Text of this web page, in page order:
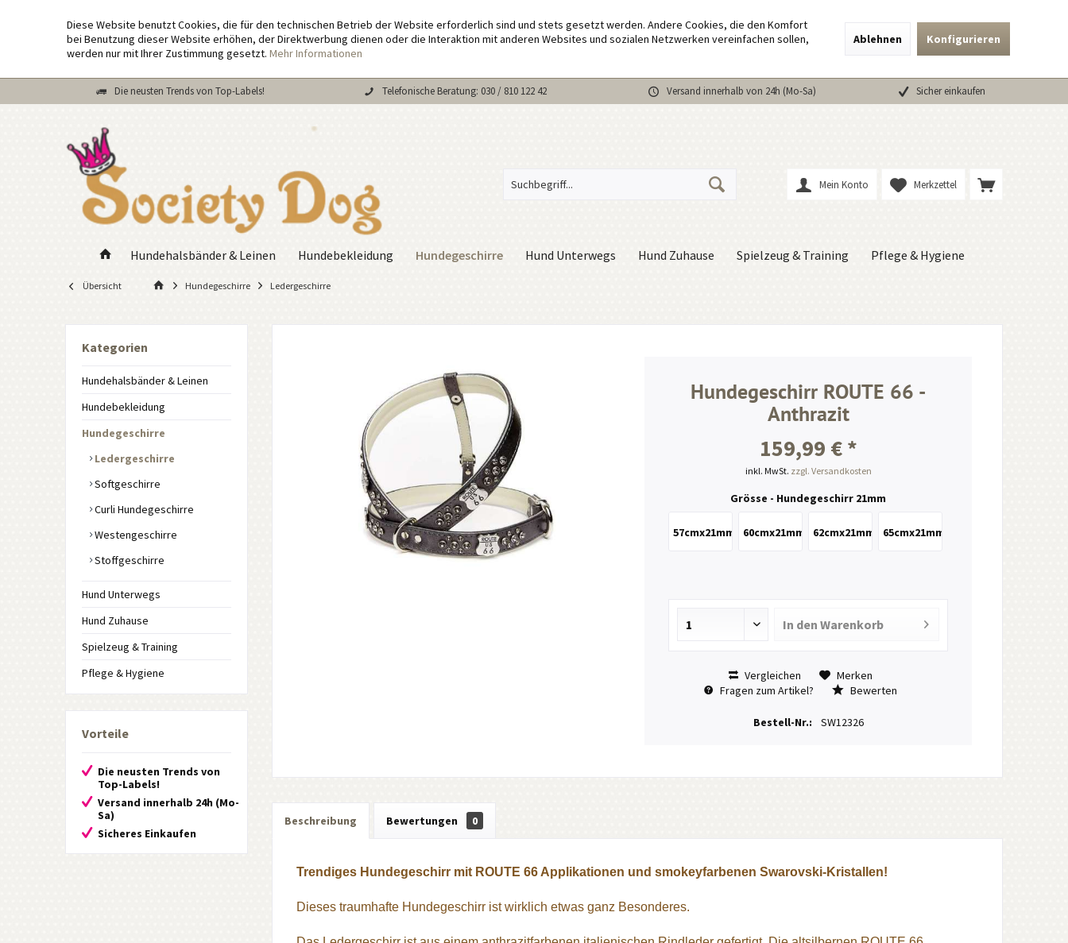
Diese Website benutzt Cookies, die für den technischen Betrieb der Website erforderlich sind und stets gesetzt werden. Andere Cookies, die den Komfort
bei Benutzung dieser Website erhöhen, der Direktwerbung dienen oder die Interaktion mit anderen Websites und sozialen Netzwerken vereinfachen sollen,
werden nur mit Ihrer Zustimmung gesetzt. Mehr Informationen
Ablehnen Konfigurieren
Die neusten Trends von Top-Labels! Telefonische Beratung: 030 / 810 122 42 Versand innerhalb von 24h (Mo-Sa) Sicher einkaufen
Merkzettel
Mein Konto
Hundehalsbänder & Leinen Hundebekleidung Hundegeschirre Hund Unterwegs Hund Zuhause Spielzeug & Training Pflege & Hygiene
Übersicht Hundegeschirre Ledergeschirre
Kategorien
Hundehalsbänder & Leinen
Hundebekleidung
Hundegeschirre
Ledergeschirre
Softgeschirre
Curli Hundegeschirre
Westengeschirre
Stoffgeschirre
Hund Unterwegs
Hund Zuhause
Spielzeug & Training
Pflege & Hygiene
Vorteile
Die neusten Trends von
Top-Labels!
Versand innerhalb 24h (Mo-
Sa)
Sicheres Einkaufen
Hundegeschirr ROUTE 66 -
Anthrazit
159,99 € *
inkl. MwSt. zzgl. Versandkosten
Grösse - Hundegeschirr 21mm
57cmx21mm 60cmx21mm 62cmx21mm 65cmx21mm
In den Warenkorb
Vergleichen
Merken
Fragen zum Artikel?
Bewerten
Bestell-Nr.: SW12326
Beschreibung Bewertungen 0
Trendiges Hundegeschirr mit ROUTE 66 Applikationen und smokeyfarbenen Swarovski-Kristallen!
Dieses traumhafte Hundegeschirr ist wirklich etwas ganz Besonderes.